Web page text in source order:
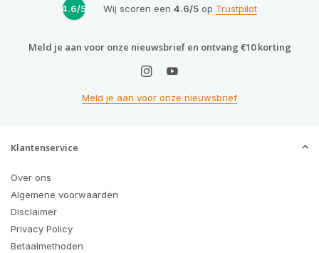
4.6/5 Wij scoren een 4.6/5op Trustpilot
Meld je aan voor onze nieuwsbrief en ontvang €10 korting
Meld je aan voor onze nieuwsbrief
Klantenservice
Over ons
Algemene voorwaarden
Disclaimer
Privacy Policy
Betaalmethoden